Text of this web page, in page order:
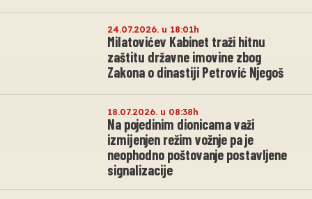
24.07.2026. u 18:01h
Milatovićev Kabinet traži hitnu
zaštitu državne imovine zbog
Zakona o dinastiji Petrović Njegoš
18.07.2026. u 08:38h
Na pojedinim dionicama važi
izmijenjen režim vožnje pa je
neophodno poštovanje postavljene
signalizacije